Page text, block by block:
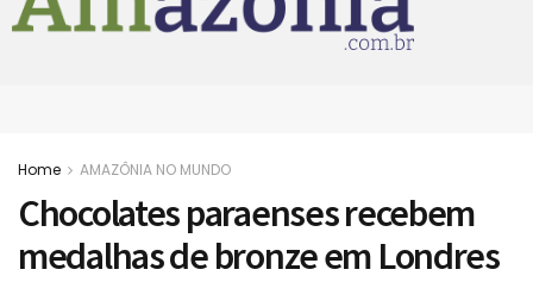
Home AMAZÔNIA NO MUNDO
Chocolates paraenses recebem
medalhas de bronze em Londres